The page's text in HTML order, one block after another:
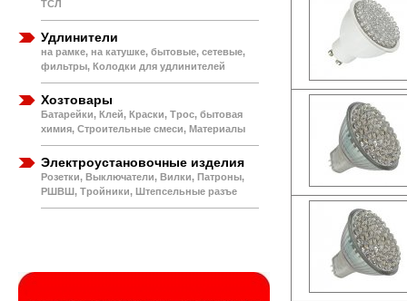
ТСЛ
Удлинители
на рамке, на катушке, бытовые, сетевые,
фильтры, Колодки для удлинителей
Хозтовары
Батарейки, Клей, Краски, Трос, бытовая
химия, Строительные смеси, Материалы
Электроустановочные изделия
Розетки, Выключатели, Вилки, Патроны,
РШВШ, Тройники, Штепсельные разъе